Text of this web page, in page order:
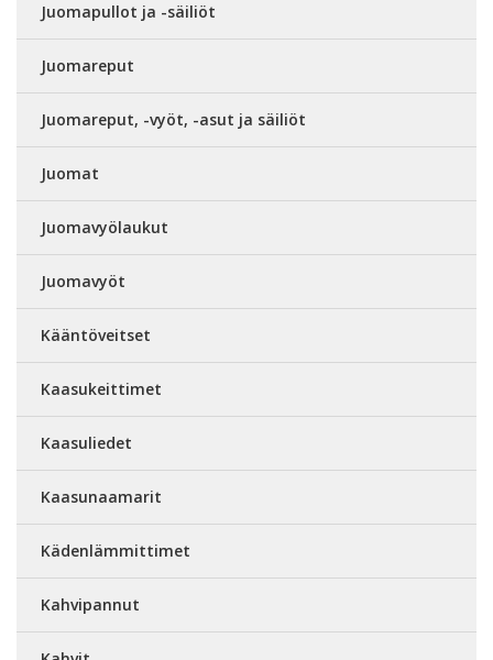
Juomapullot ja -säiliöt
Juomareput
Juomareput, -vyöt, -asut ja säiliöt
Juomat
Juomavyölaukut
Juomavyöt
Kääntöveitset
Kaasukeittimet
Kaasuliedet
Kaasunaamarit
Kädenlämmittimet
Kahvipannut